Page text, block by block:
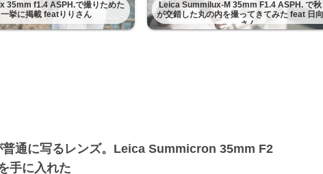
35mm f1.4 ASPH.で撮りためた
挙に掲載 featりりさん
Leica Summilux-M 35mm F1.4 ASPH. で秋
が交錯した丸の内を撮ってきてみた feat 日
さん
普通に写るレンズ。Leica Summicron 35mm F2
手に入れた